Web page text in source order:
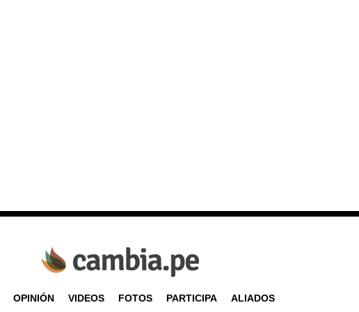
OPINIÓN VIDEOS FOTOS PARTICIPA
ALIADOS